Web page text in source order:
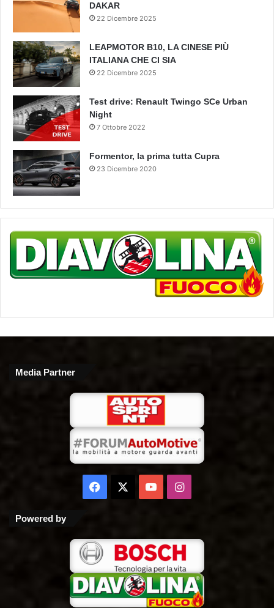
DAKAR
22 Dicembre 2025
LEAPMOTOR B10, LA CINESE PIÙ
ITALIANA CHE CI SIA
22 Dicembre 2025
Test drive: Renault Twingo SCe Urban
Night
7 Ottobre 2022
Formentor, la prima tutta Cupra
23 Dicembre 2020
Media Partner
Facebook
You Instagram
Powered by